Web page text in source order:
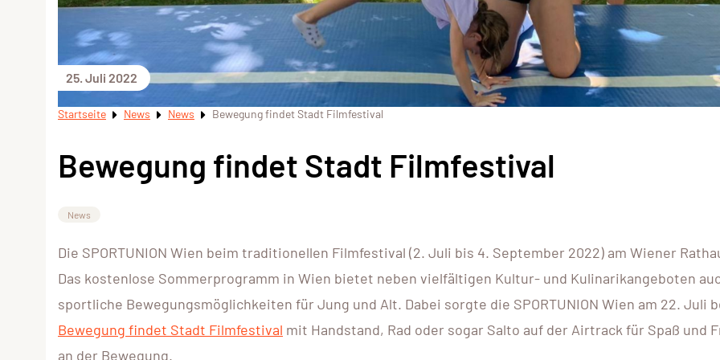
25. Juli 2022
Startseite News News Bewegung findet Stadt Filmfestival
Bewegung findet Stadt Filmfestival
News
Die SPORTUNION Wien beim traditionellen Filmfestival (2. Juli bis 4. September 2022) am Wiener
Das kostenlose Sommerprogramm in Wien bietet neben vielfältigen Kultur- und Kulinarikangeboten
sportliche Bewegungsmöglichkeiten für Jung und Alt. Dabei sorgte die SPORTUNION Wien am 22. Juli
Bewegung findet Stadt Filmfestival mit Handstand, Rad oder sogar Salto auf der Airtrack für Spaß und
an der Bewegung.